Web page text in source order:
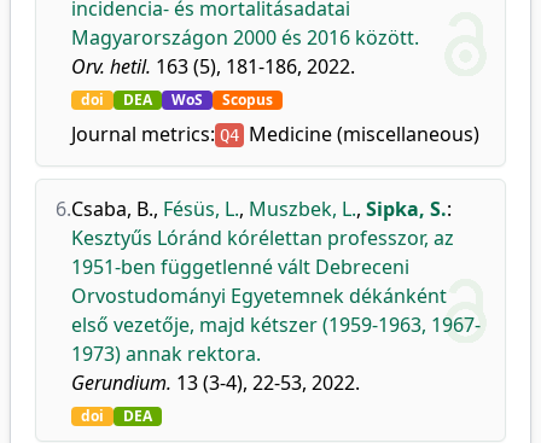
incidencia- és mortalitásadatai
Magyarországon 2000 és 2016 között.
Orv. hetil. 163 (5), 181-186, 2022.
doi DEA WoS Scopus
Journal metrics: Q4 Medicine (miscellaneous)
6.Csaba, B., Fésüs, L., Muszbek, L., Sipka, S.:
Kesztyűs Lóránd kórélettan professzor, az
1951-ben függetlenné vált Debreceni
Orvostudományi Egyetemnek dékánként
első vezetője, majd kétszer (1959-1963, 1967-
1973) annak rektora.
Gerundium. 13 (3-4), 22-53, 2022.
doi DEA